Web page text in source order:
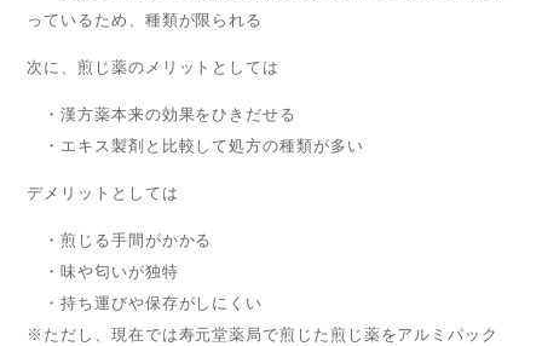
っているため、種類が限られる
次に、煎じ薬のメリットとしては
・漢方薬本来の効果をひきだせる
・エキス製剤と比較して処方の種類が多い
デメリットとしては
・煎じる手間がかかる
・味や匂いが独特
・持ち運びや保存がしにくい
※ただし、現在では寿元堂薬局で煎じた煎じ薬をアルミパック